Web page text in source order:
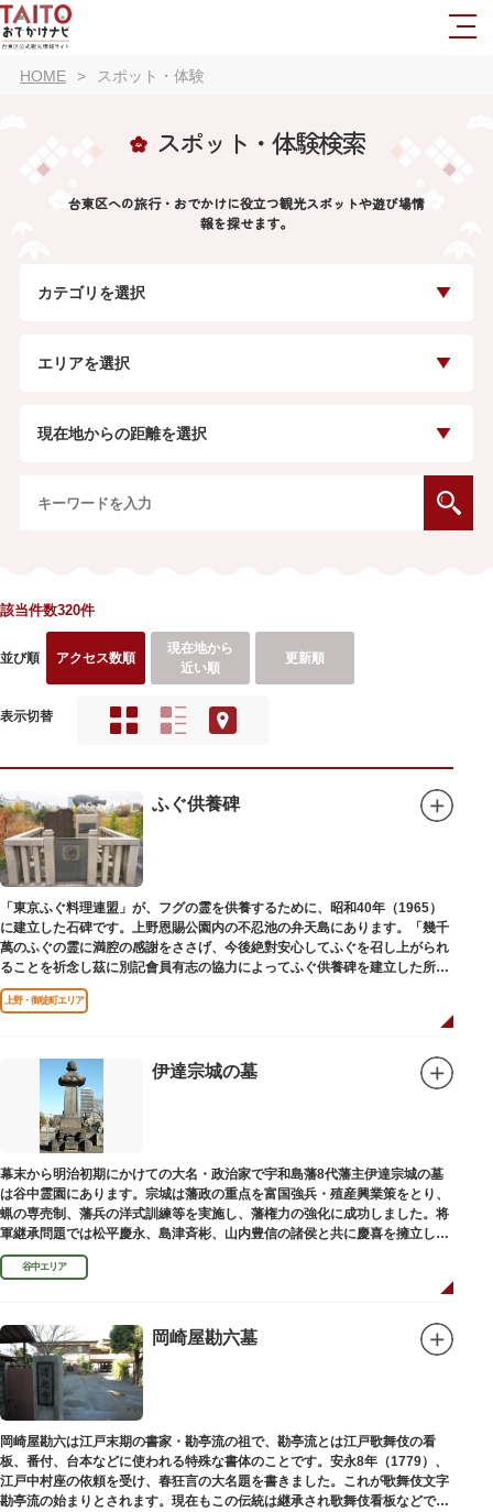
HOME スポット・体験
スポット・体験検索
台東区への旅行・おでかけに役立つ観光スポットや遊び場情
報を探せます。
カテゴリを選択
エリアを選択
現在地からの距離を選択
該当件数320件
並び順 アクセス数順
現在地から
近い順
更新順
表示切替
ふぐ供養碑
「東京ふぐ料理連盟」が、フグの霊を供養するために、昭和40年（1965）
に建立した石碑です。上野恩賜公園内の不忍池の弁天島にあります。「幾千
萬のふぐの霊に満腔の感謝をささげ、今後絶對安心してふぐを召し上がられ
ることを祈念し茲に別記會員有志の協力によってふぐ供養碑を建立した所以
であります」と刻まれています。
上野・御徒町エリア
伊達宗城の墓
幕末から明治初期にかけての大名・政治家で宇和島藩8代藩主伊達宗城の墓
は谷中霊園にあります。宗城は藩政の重点を富国強兵・殖産興業策をとり、
蝋の専売制、藩兵の洋式訓練等を実施し、藩権力の強化に成功しました。将
軍継承問題では松平慶永、島津斉彬、山内豊信の諸侯と共に慶喜を擁立し
（幕末の四賢候といわれます）幕政改革を志す一橋派の有力メンバーとなっ
て活躍しました。
谷中エリア
岡崎屋勘六墓
岡崎屋勘六は江戸末期の書家・勘亭流の祖で、勘亭流とは江戸歌舞伎の看
板、番付、台本などに使われる特殊な書体のことです。安永8年（1779）、
江戸中村座の依頼を受け、春狂言の大名題を書きました。これが歌舞伎文字
勘亭流の始まりとされます。現在もこの伝統は継承され歌舞伎看板などで使